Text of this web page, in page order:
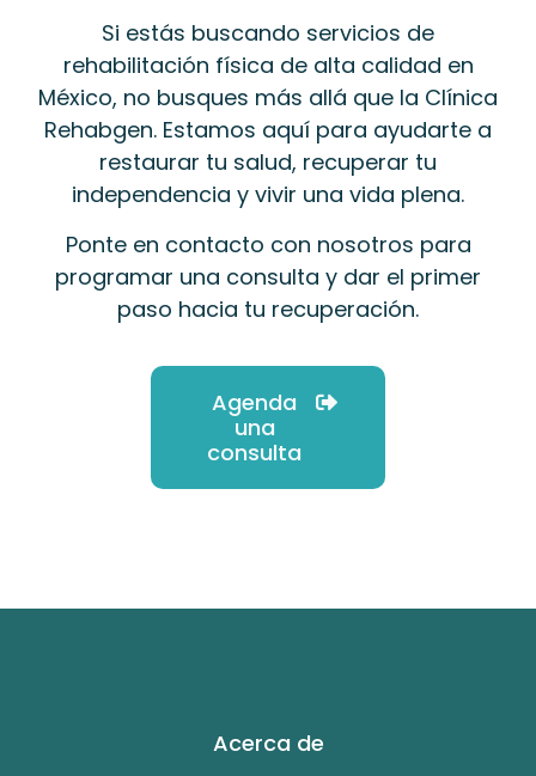
Si estás buscando servicios de
rehabilitación física de alta calidad en
México, no busques más allá que la Clínica
Rehabgen. Estamos aquí para ayudarte a
restaurar tu salud, recuperar tu
independencia y vivir una vida plena.
Ponte en contacto con nosotros para
programar una consulta y dar el primer
paso hacia tu recuperación.
Agenda
una
consulta
Acerca de